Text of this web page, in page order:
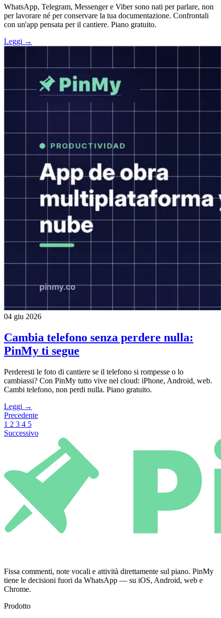
WhatsApp, Telegram, Messenger e Viber sono nati per parlare, non
per lavorare né per conservare la tua documentazione. Confrontali
con un'app pensata per il cantiere. Piano gratuito.
Leggi →
04 giu 2026
Cambia telefono senza perdere nulla:
PinMy ti segue
Perderesti le foto di cantiere se il telefono si rompesse o lo
cambiassi? Con PinMy tutto vive nel cloud: iPhone, Android, web.
Cambi telefono, non perdi nulla. Piano gratuito.
Leggi →
Precedente
1 2 3 4 5
Successivo
Fissa commenti, note vocali e attività direttamente sul piano. PinMy
tiene le decisioni fuori da WhatsApp — su iOS, Android, web e
Chrome.
Prodotto